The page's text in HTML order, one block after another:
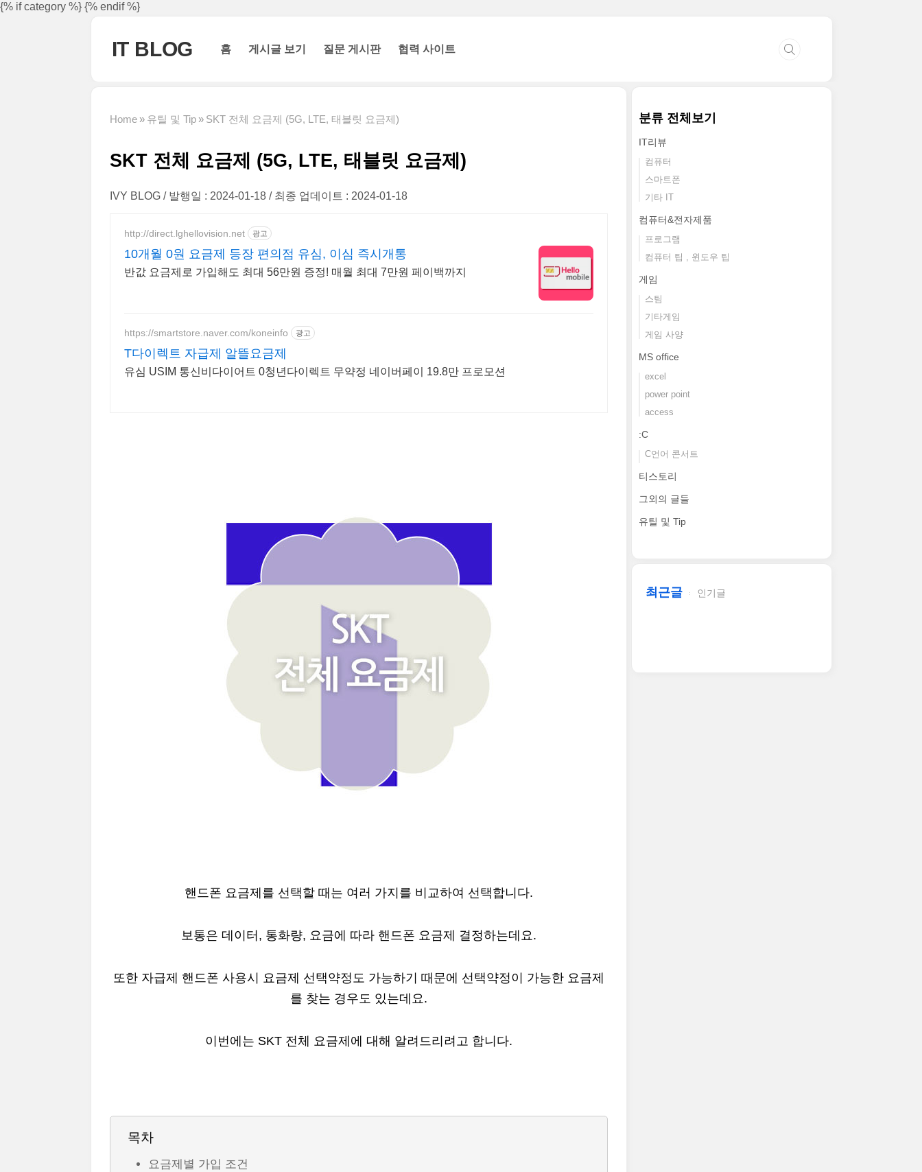
{% if category %} {% endif %}
본문 바로가기
IT BLOG 홈 게시글 보기 질문 게시판 협력 사이트
Home 유틸 및 Tip SKT 전체 요금제 (5G, LTE, 태블릿 요금제)
SKT 전체 요금제 (5G, LTE, 태블릿 요금제)
IVY BLOG 발행일 : 2024-01-18 최종 업데이트 : 2024-01-18
http://direct.lghellovision.net 광고
10개월 0원 요금제 등장 편의점 유심, 이심 즉시개통
반값 요금제로 가입해도 최대 56만원 증정! 매월 최대 7만원 페이백까지
https://smartstore.naver.com/koneinfo 광고
T다이렉트 자급제 알뜰요금제
유심 USIM 통신비다이어트 0청년다이렉트 무약정 네이버페이 19.8만 프로모션
핸드폰 요금제를 선택할 때는 여러 가지를 비교하여 선택합니다.
보통은 데이터, 통화량, 요금에 따라 핸드폰 요금제 결정하는데요.
또한 자급제 핸드폰 사용시 요금제 선택약정도 가능하기 때문에 선택약정이 가능한 요금제
를 찾는 경우도 있는데요.
이번에는 SKT 전체 요금제에 대해 알려드리려고 합니다.
목차
요금제별 가입 조건
분류 전체보기
IT리뷰
컴퓨터
스마트폰
기타 IT
컴퓨터&전자제품
프로그램
컴퓨터 팁 , 윈도우 팁
게임
스팀
기타게임
게임 사양
MS office
excel
power point
access
:C
C언어 콘서트
티스토리
그외의 글들
유틸 및 Tip
최근글 인기글